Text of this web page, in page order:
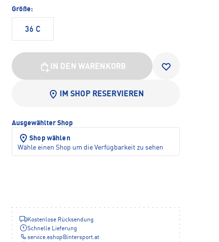
Größe:
36 C
IN DEN WARENKORB
IM SHOP RESERVIEREN
Ausgewählter Shop
Shop wählen
Wähle einen Shop um die Verfügbarkeit zu sehen
Kostenlose Rücksendung
Schnelle Lieferung
service.eshop@intersport.at